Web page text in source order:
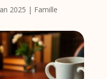
2025 | Famille